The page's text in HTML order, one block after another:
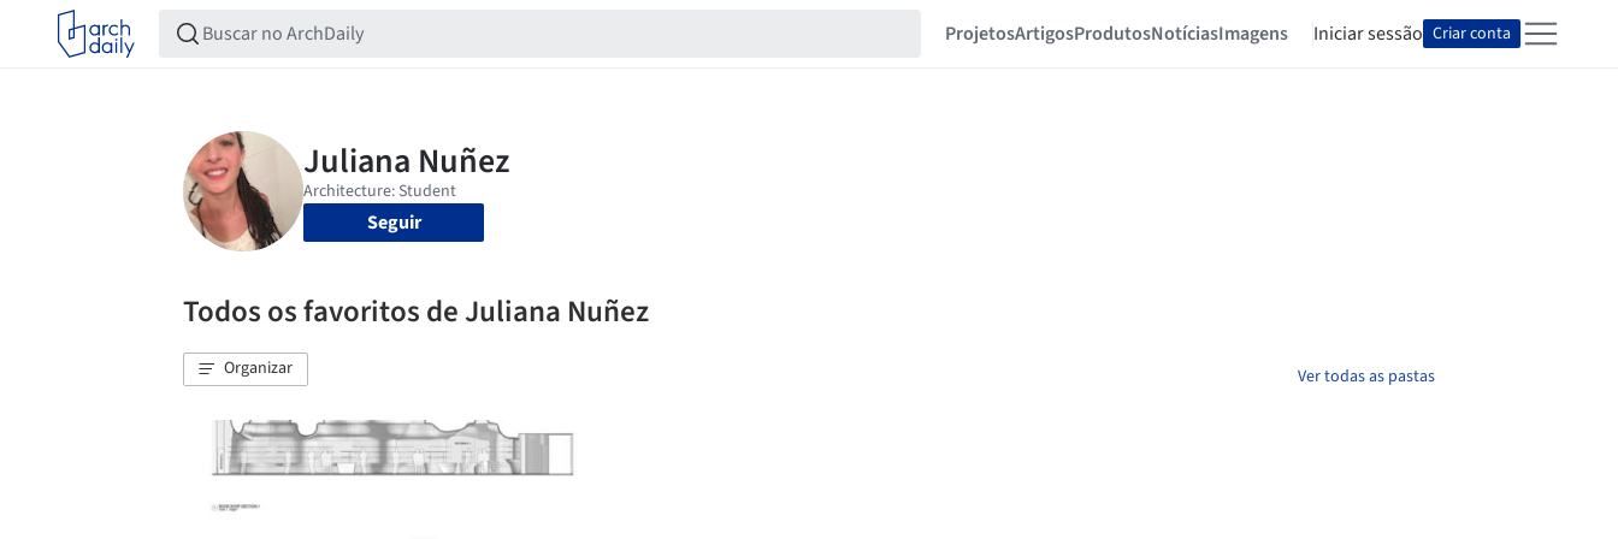
ProjetosArtigosProdutosNotíciasImagens Iniciar sessão Criar conta
Seguir
Todos os favoritos de Juliana Nuñez
Organizar Ver todas as pastas